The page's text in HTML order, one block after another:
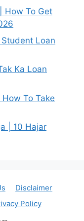
How To Get
Loan
Ka Loan
To Take
| 10 Hajar
Disclaimer
Policy